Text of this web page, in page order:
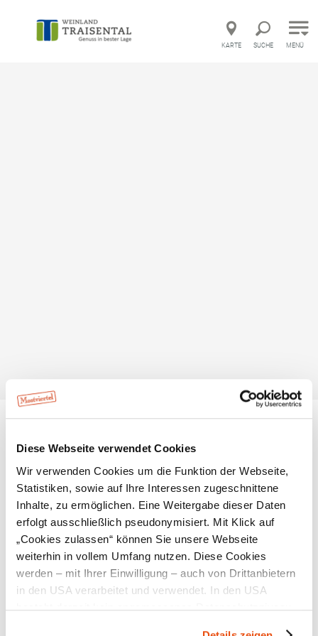
Diese Webseite verwendet Cookies
Wir verwenden Cookies um die Funktion der Webseite,
Statistiken, sowie auf Ihre Interessen zugeschnittene
Inhalte, zu ermöglichen. Eine Weitergabe dieser Daten
erfolgt ausschließlich pseudonymisiert. Mit Klick auf
„Cookies zulassen“ können Sie unsere Webseite
weiterhin in vollem Umfang nutzen. Diese Cookies
werden – mit Ihrer Einwilligung – auch von Drittanbietern
in den USA verarbeitet und verwendet. In den USA
besteht derzeit kein angemessenes Datenschutzniveau,
Direkt zur Volltextsuche
Direkt zum Inhalt
KARTE SUCHE MENÜ
3134 Nußdorf ob der Traisen
Infrastruktur